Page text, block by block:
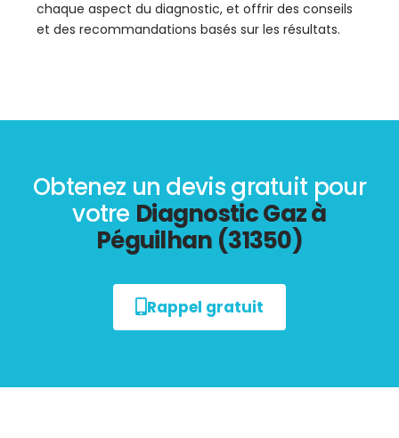
chaque aspect du diagnostic, et offrir des conseils
et des recommandations basés sur les résultats.
Obtenez un devis gratuit pour
votre Diagnostic Gaz à
Péguilhan (31350)
Rappel gratuit